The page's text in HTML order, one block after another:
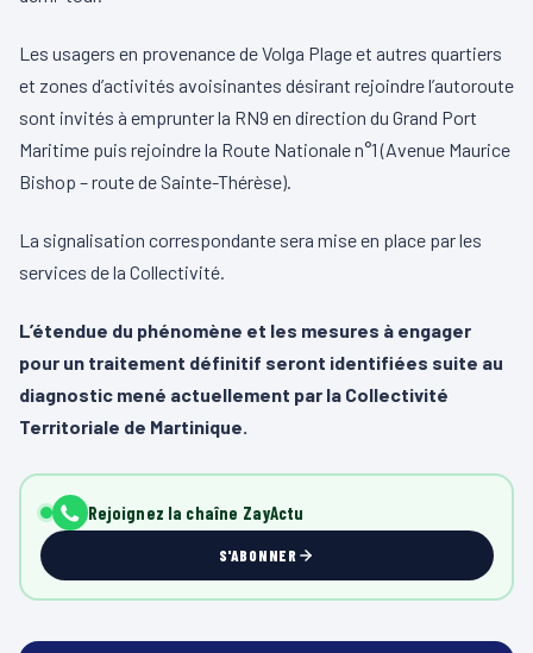
Les usagers en provenance de Volga Plage et autres quartiers
et zones d’activités avoisinantes désirant rejoindre l’autoroute
sont invités à emprunter la RN9 en direction du Grand Port
Maritime puis rejoindre la Route Nationale n°1 (Avenue Maurice
Bishop – route de Sainte-Thérèse).
La signalisation correspondante sera mise en place par les
services de la Collectivité.
L’étendue du phénomène et les mesures à engager
pour un traitement définitif seront identifiées suite au
diagnostic mené actuellement par la Collectivité
Territoriale de Martinique.
Rejoignez la chaîne ZayActu
S'ABONNER